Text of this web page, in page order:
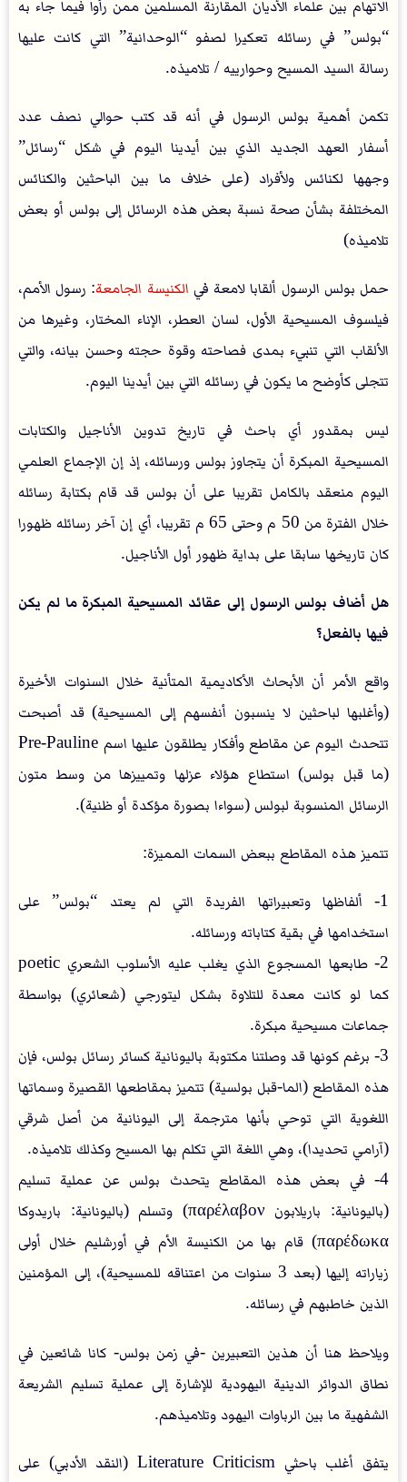
الاتهام بين علماء الأديان المقارنة المسلمين ممن رأوا فيما جاء به
“بولس” في رسائله تعكيرا لصفو “الوحدانية” التي كانت عليها
رسالة السيد المسيح وحوارييه / تلاميذه.
تكمن أهمية بولس الرسول في أنه قد كتب حوالي نصف عدد
أسفار العهد الجديد الذي بين أيدينا اليوم في شكل “رسائل”
وجهها لكنائس ولأفراد (على خلاف ما بين الباحثين والكنائس
المختلفة بشأن صحة نسبة بعض هذه الرسائل إلى بولس أو بعض
تلاميذه)
حمل بولس الرسول ألقابا لامعة في الكنيسة الجامعة: رسول الأمم،
فيلسوف المسيحية الأول، لسان العطر، الإناء المختار، وغيرها من
الألقاب التي تنبيء بمدى فصاحته وقوة حجته وحسن بيانه، والتي
تتجلى كأوضح ما يكون في رسائله التي بين أيدينا اليوم.
ليس بمقدور أي باحث في تاريخ تدوين الأناجيل والكتابات
المسيحية المبكرة أن يتجاوز بولس ورسائله، إذ إن الإجماع العلمي
اليوم منعقد بالكامل تقريبا على أن بولس قد قام بكتابة رسائله
خلال الفترة من 50 م وحتى 65 م تقريبا، أي إن آخر رسائله ظهورا
كان تاريخها سابقا على بداية ظهور أول الأناجيل.
هل أضاف بولس الرسول إلى عقائد المسيحية المبكرة ما لم يكن
فيها بالفعل؟
واقع الأمر أن الأبحاث الأكاديمية المتأنية خلال السنوات الأخيرة
(وأغلبها لباحثين لا ينسبون أنفسهم إلى المسيحية) قد أصبحت
تتحدث اليوم عن مقاطع وأفكار يطلقون عليها اسم Pre-Pauline
(ما قبل بولس) استطاع هؤلاء عزلها وتمييزها من وسط متون
الرسائل المنسوبة لبولس (سواءا بصورة مؤكدة أو ظنية).
تتميز هذه المقاطع ببعض السمات المميزة:
1- ألفاظها وتعبيراتها الفريدة التي لم يعتد “بولس” على
استخدامها في بقية كتاباته ورسائله.
2- طابعها المسجوع الذي يغلب عليه الأسلوب الشعري poetic
كما لو كانت معدة للتلاوة بشكل ليتورجي (شعائري) بواسطة
جماعات مسيحية مبكرة.
3- برغم كونها قد وصلتنا مكتوبة باليونانية كسائر رسائل بولس، فإن
هذه المقاطع (الما-قبل بولسية) تتميز بمقاطعها القصيرة وسماتها
اللغوية التي توحي بأنها مترجمة إلى اليونانية من أصل شرقي
(آرامي تحديدا)، وهي اللغة التي تكلم بها المسيح وكذلك تلاميذه.
4- في بعض هذه المقاطع يتحدث بولس عن عملية تسليم
(باليونانية: باريلابون παρέλαβον) وتسلم (باليونانية: باريدوكا
παρέδωκα) قام بها من الكنيسة الأم في أورشليم خلال أولى
زياراته إليها (بعد 3 سنوات من اعتناقه للمسيحية)، إلى المؤمنين
الذين خاطبهم في رسائله.
ويلاحظ هنا أن هذين التعبيرين -في زمن بولس- كانا شائعين في
نطاق الدوائر الدينية اليهودية للإشارة إلى عملية تسليم الشريعة
الشفهية ما بين الرباوات اليهود وتلاميذهم.
يتفق أغلب باحثي Literature Criticism (النقد الأدبي) على